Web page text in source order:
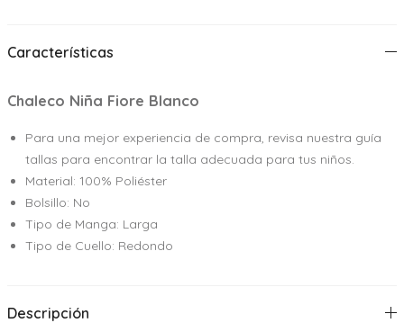
Características
Chaleco Niña Fiore Blanco
Para una mejor experiencia de compra, revisa nuestra guía
tallas para encontrar la talla adecuada para tus niños.
Material: 100% Poliéster
Bolsillo: No
Tipo de Manga: Larga
Tipo de Cuello: Redondo
Descripción